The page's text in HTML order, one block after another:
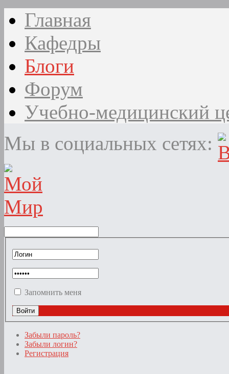
Главная
Кафедры
Блоги
Форум
Учебно-медицинский
Мы в социальных сетях:
Запомнить меня
Забыли пароль?
Забыли логин?
Регистрация